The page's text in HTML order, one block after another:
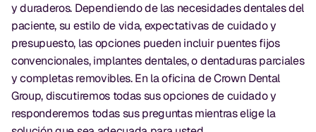
y duraderos. Dependiendo de las necesidades dentales del
paciente, su estilo de vida, expectativas de cuidado y
presupuesto, las opciones pueden incluir puentes fijos
convencionales, implantes dentales, o dentaduras parciales
y completas removibles. En la oficina de Crown Dental
Group, discutiremos todas sus opciones de cuidado y
responderemos todas sus preguntas mientras elige la